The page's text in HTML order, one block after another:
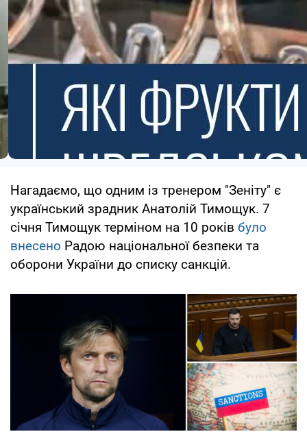
Нагадаємо, що одним із тренером "Зеніту" є
український зрадник Анатолій Тимощук. 7
січня Тимощук терміном на 10 років було
внесено Радою національної безпеки та
оборони України до списку санкцій.